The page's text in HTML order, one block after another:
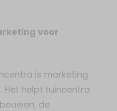
voor
is marketing
Het helpt tuincentra
de